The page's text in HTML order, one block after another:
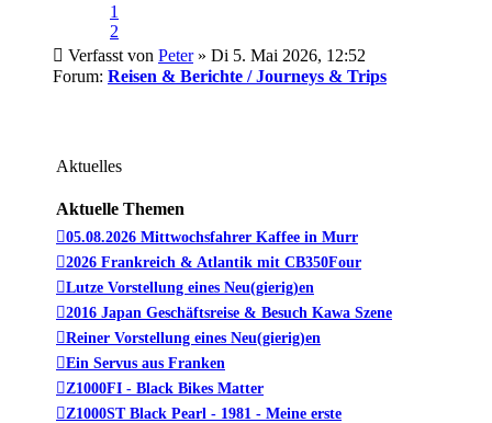
1
2
Verfasst von Peter» Di 5. Mai 2026, 12:52
Forum: Reisen & Berichte / Journeys & Trips
Aktuelles
Aktuelle Themen
05.08.2026 Mittwochsfahrer Kaffee in Murr
2026 Frankreich & Atlantik mit CB350Four
Lutze Vorstellung eines Neu(gierig)en
2016 Japan Geschäftsreise & Besuch Kawa Szene
Reiner Vorstellung eines Neu(gierig)en
Ein Servus aus Franken
Z1000FI - Black Bikes Matter
Z1000ST Black Pearl - 1981 - Meine erste